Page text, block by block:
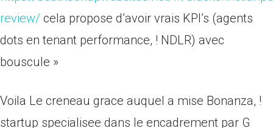
review/ cela propose d’avoir vrais KPI’s (agents
dots en tenant performance, ! NDLR) avec
bouscule »
Voila Le creneau grace auquel a mise Bonanza, !
startup specialisee dans le encadrement par G